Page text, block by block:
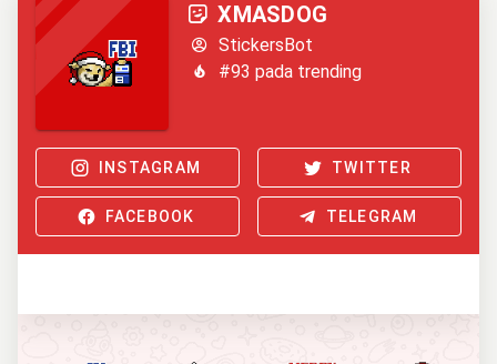
XMASDOG
StickersBot
#93 pada trending
INSTAGRAM TWITTER
FACEBOOK TELEGRAM